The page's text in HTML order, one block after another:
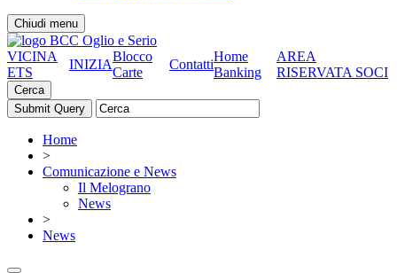
Chiudi menu
VICINA
ETS
INIZIA
Blocco
Carte
Contatti
Home
Banking
AREA
RISERVATA SOCI
Cerca
Home
>
Comunicazione e News
Il Melograno
News
>
News